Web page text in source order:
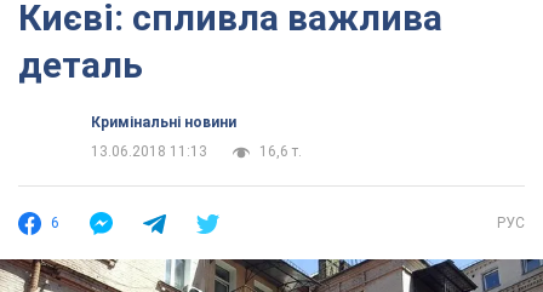
Києві: спливла важлива
деталь
Кримінальні новини
13.06.2018 11:13
16,6 т.
6 РУС